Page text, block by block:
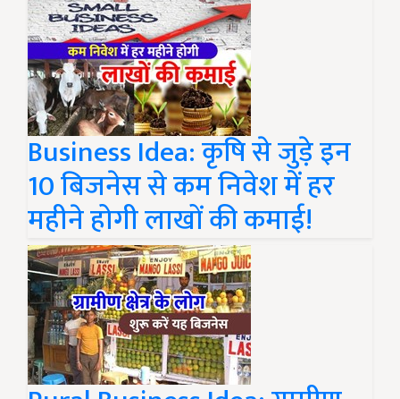
Business Idea: कृषि से जुड़े इन
10 बिजनेस से कम निवेश में हर
महीने होगी लाखों की कमाई!